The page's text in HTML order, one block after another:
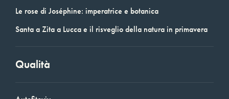
Le rose di Joséphine: imperatrice e botanica
Santa a Zita a Lucca e il risveglio della natura in primavera
Qualità